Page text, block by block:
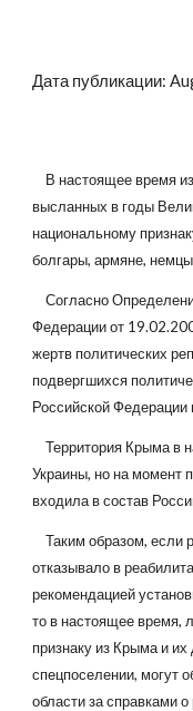
Дата публикации:
высланных в годы
национальному
болгары, армяне,
    Согласно Определению Конституционного Суда Российской
Федерации от
жертв политических
подвергшихся
Российской Федерации
    Территория Крыма в настоящее время входит в состав
Украины, но на момент
входила в состав
    Таким образом, если ранее в ГУВД по Свердловской области
отказывало в
рекомендацией
то в настоящее время,
признаку из Крыма и
спецпоселении, могут
области за справками